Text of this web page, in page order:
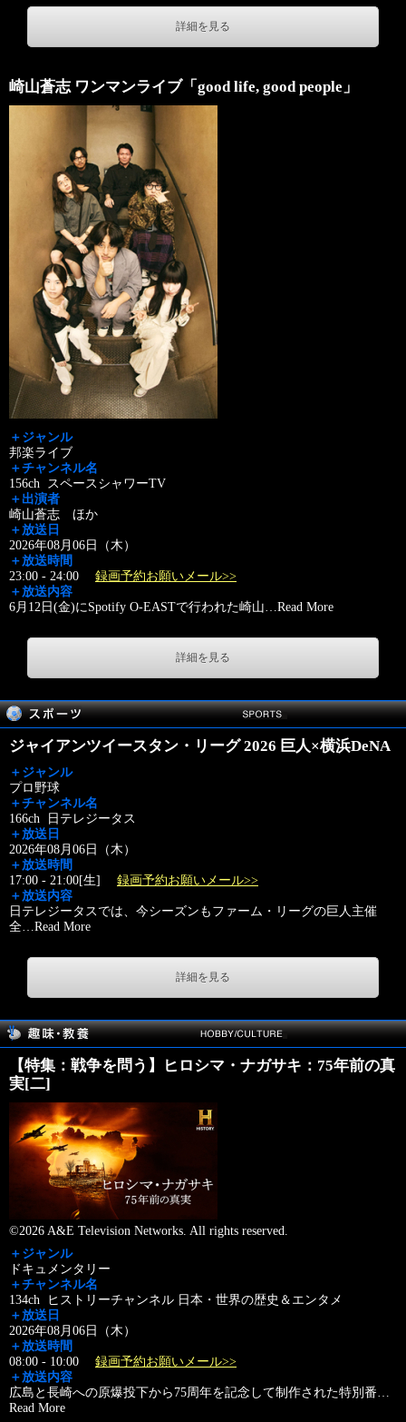
詳細を見る
崎山蒼志 ワンマンライブ「good life, good people」
＋ジャンル
邦楽ライブ
＋チャンネル名
156ch スペースシャワーTV
＋出演者
崎山蒼志 ほか
＋放送日
2026年08月06日（木）
＋放送時間
23:00 - 24:00 録画予約お願いメール>>
＋放送内容
6月12日(金)にSpotify O-EASTで行われた崎山…Read More
詳細を見る
ジャイアンツイースタン・リーグ 2026 巨人×横浜DeNA
＋ジャンル
プロ野球
＋チャンネル名
166ch 日テレジータス
＋放送日
2026年08月06日（木）
＋放送時間
17:00 - 21:00[生] 録画予約お願いメール>>
＋放送内容
日テレジータスでは、今シーズンもファーム・リーグの巨人主催
全…Read More
詳細を見る
【特集：戦争を問う】ヒロシマ・ナガサキ：75年前の真
実[二]
©2026 A&E Television Networks. All rights reserved.
＋ジャンル
ドキュメンタリー
＋チャンネル名
134ch ヒストリーチャンネル 日本・世界の歴史＆エンタメ
＋放送日
2026年08月06日（木）
＋放送時間
08:00 - 10:00 録画予約お願いメール>>
＋放送内容
広島と長崎への原爆投下から75周年を記念して制作された特別番…
Read More